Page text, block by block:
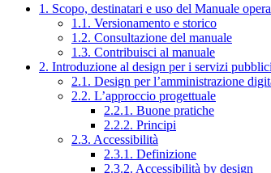
1. Scopo, destinatari e uso del Manuale
1.1. Versionamento e storico
1.2. Consultazione del manuale
1.3. Contribuisci al manuale
2. Introduzione al design per i servizi
2.1. Design per l’amministrazione
2.2. L’approccio progettuale
2.2.1. Buone pratiche
2.2.2. Principi
2.3. Accessibilità
2.3.1. Definizione
2.3.2. Accessibilità by design